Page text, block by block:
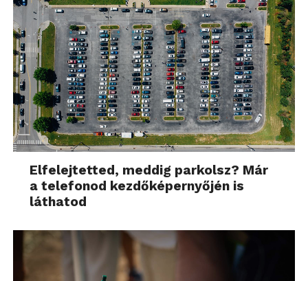
Elfelejtetted, meddig parkolsz? Már
a telefonod kezdőképernyőjén is
láthatod